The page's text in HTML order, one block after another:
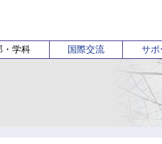
・学科
国際
国際交流 サポ
卒業生
English